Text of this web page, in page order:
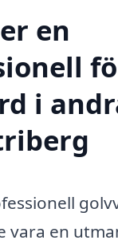
en
i
vara en